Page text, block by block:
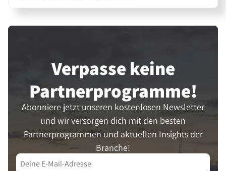
Verpasse keine
Partner­programme!
Abonniere jetzt unseren kostenlosen Newsletter
und wir versorgen dich mit den besten
Partnerprogrammen und aktuellen Insights der
Branche!